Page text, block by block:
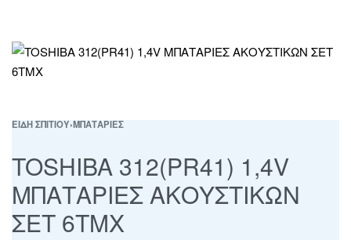
ΕΙΔΗ ΣΠΙΤΙΟΥ›ΜΠΑΤΑΡΙΕΣ
TOSHIBA 312(PR41) 1,4V
ΜΠΑΤΑΡΙΕΣ ΑΚΟΥΣΤΙΚΩΝ
ΣΕΤ 6ΤΜΧ